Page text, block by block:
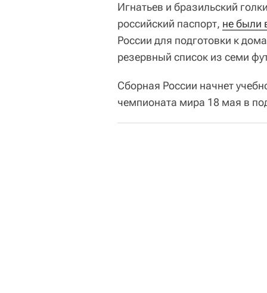
Игнатьев и бразильский
российский паспорт, не были
России для подготовки к
резервный список из семи
Сборная России начнет
чемпионата мира 18 мая в